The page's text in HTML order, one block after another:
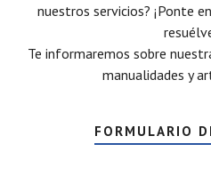
nuestros servicios? ¡Ponte
Te informaremos sobre
manualidades y
FORMULARIO